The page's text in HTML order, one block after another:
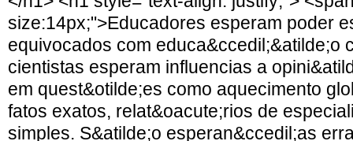
size:14px;">Educadores esperam poder
equivocados com educa&ccedil;&atilde;o
cientistas esperam influencias a
em quest&otilde;es como aquecimento
fatos exatos, relat&oacute;rios de
simples. S&atilde;o esperan&ccedil;as